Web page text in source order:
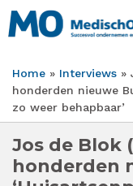
Overslaan
en
inhoud
gaan
Kruimelpad
Home Interviews
honderden nieuwe
zo weer behapbaar’
Jos de Blok
honderden